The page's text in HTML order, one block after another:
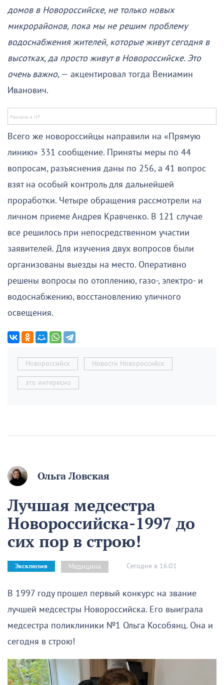
домов в Новороссийске, не только новых
микрорайонов, пока мы не решим проблему
водоснабжения жителей, которые живут сегодня в
высотках, да просто живут в Новороссийске. Это
очень важно, — акцентировал тогда Вениамин
Иванович.
Всего же новороссийцы направили на «Прямую
линию» 331 сообщение. Приняты меры по 44
вопросам, разъяснения даны по 256, а 41 вопрос
взят на особый контроль для дальнейшей
проработки. Четыре обращения рассмотрели на
личном приеме Андрея Кравченко. В 121 случае
все решилось при непосредственном участии
заявителей. Для изучения двух вопросов были
организованы выезды на место. Оперативно
решены вопросы по отоплению, газо-, электро- и
водоснабжению, восстановлению уличного
освещения.
Новороссийск Новости Новороссийск
это интересно
Ольга Ловская
Лучшая медсестра
Новороссийска-1997 до
сих пор в строю!
Эксклюзив Медицина Сегодня в 16:01
В 1997 году прошел первый конкурс на звание
лучшей медсестры Новороссийска. Его выиграла
медсестра поликлиники №1 Ольга Кособянц. Она и
сегодня в строю!